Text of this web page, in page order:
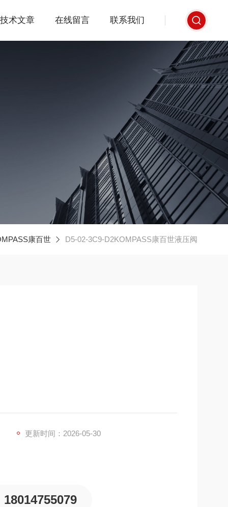
技术文章 在线留言 联系我们
康百世 D5-02-3C9-D2KOMPASS康百世液压阀
更新时间：2026-05-30
18014755079